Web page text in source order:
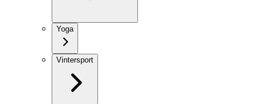
Yoga
Vintersport